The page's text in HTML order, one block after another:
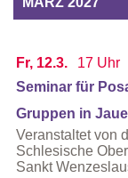
Fr, 12.3. 17 Uhr
Seminar für
Gruppen in
Veranstaltet von
Schlesische
Sankt